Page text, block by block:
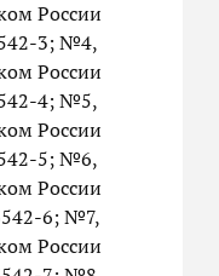
России
3; №4,
России
4; №5,
России
5; №6,
России
6; №7,
России